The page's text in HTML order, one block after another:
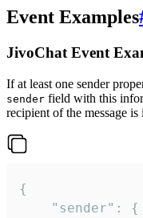
Event Examples
JivoChat Event
If at least one sender
sender field with this
recipient of the message
{